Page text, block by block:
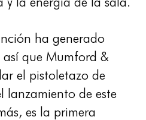
ha generado
que Mumford &
el pistoletazo de
de este
es la primera